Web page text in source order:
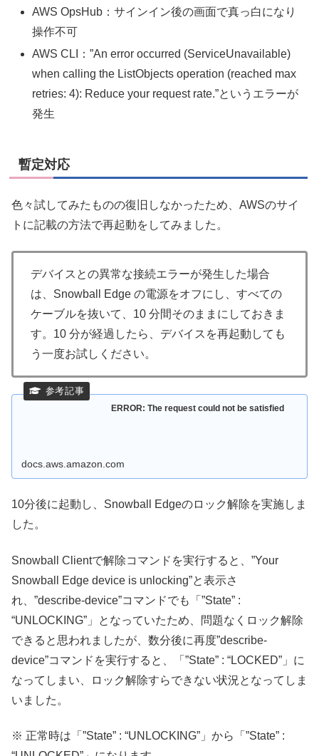
AWS OpsHub：サインイン後の画面で真っ白になり
操作不可
AWS CLI：”An error occurred (ServiceUnavailable)
when calling the ListObjects operation (reached max
retries: 4): Reduce your request rate.”というエラーが
発生
暫定対応
色々試してみたものの復旧しなかったため、AWSのサイ
トに記載の方法で再起動をしてみました。
デバイスとの異常な接続エラーが発生した場合
は、Snowball Edge の電源をオフにし、すべての
ケーブルを抜いて、10 分間そのままにしておきま
す。10 分が経過したら、デバイスを再起動しても
う一度お試しください。
ERROR: The request could not be satisfied
docs.aws.amazon.com
10分後に起動し、Snowball Edgeのロック解除を実施しま
した。
Snowball Clientで解除コマンドを実行すると、”Your
Snowball Edge device is unlocking”と表示さ
れ、”describe-device”コマンドでも「”State” :
“UNLOCKING”」となっていたため、問題なくロック解除
できると思われましたが、数分後に再度”describe-
device”コマンドを実行すると、「”State” : “LOCKED”」に
なってしまい、ロック解除すらできない状況となってしま
いました。
※ 正常時は「”State” : “UNLOCKING”」から「”State” :